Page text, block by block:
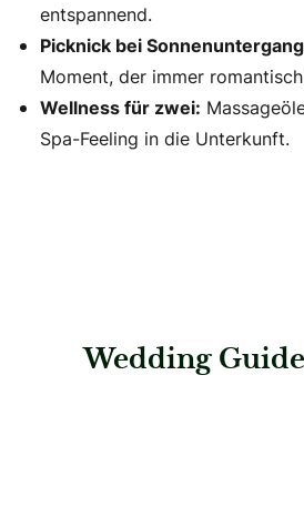
entspannend.
Picknick bei
Moment, der immer
Wellness für zwei:
Spa-Feeling in die Unterkunft.
Wedding